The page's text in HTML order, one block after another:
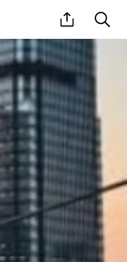
share